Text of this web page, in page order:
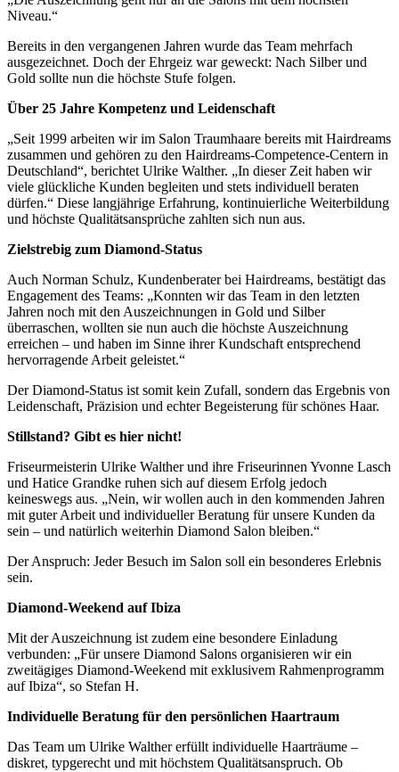
Niveau.“
Bereits in den vergangenen Jahren wurde das Team mehrfach
ausgezeichnet. Doch der Ehrgeiz war geweckt: Nach Silber und
Gold sollte nun die höchste Stufe folgen.
Über 25 Jahre Kompetenz und Leidenschaft
„Seit 1999 arbeiten wir im Salon Traumhaare bereits mit Hairdreams
zusammen und gehören zu den Hairdreams-Competence-Centern in
Deutschland“, berichtet Ulrike Walther. „In dieser Zeit haben wir
viele glückliche Kunden begleiten und stets individuell beraten
dürfen.“ Diese langjährige Erfahrung, kontinuierliche Weiterbildung
und höchste Qualitätsansprüche zahlten sich nun aus.
Zielstrebig zum Diamond-Status
Auch Norman Schulz, Kundenberater bei Hairdreams, bestätigt das
Engagement des Teams: „Konnten wir das Team in den letzten
Jahren noch mit den Auszeichnungen in Gold und Silber
überraschen, wollten sie nun auch die höchste Auszeichnung
erreichen – und haben im Sinne ihrer Kundschaft entsprechend
hervorragende Arbeit geleistet.“
Der Diamond-Status ist somit kein Zufall, sondern das Ergebnis von
Leidenschaft, Präzision und echter Begeisterung für schönes Haar.
Stillstand? Gibt es hier nicht!
Friseurmeisterin Ulrike Walther und ihre Friseurinnen Yvonne Lasch
und Hatice Grandke ruhen sich auf diesem Erfolg jedoch
keineswegs aus. „Nein, wir wollen auch in den kommenden Jahren
mit guter Arbeit und individueller Beratung für unsere Kunden da
sein – und natürlich weiterhin Diamond Salon bleiben.“
Der Anspruch: Jeder Besuch im Salon soll ein besonderes Erlebnis
sein.
Diamond-Weekend auf Ibiza
Mit der Auszeichnung ist zudem eine besondere Einladung
verbunden: „Für unsere Diamond Salons organisieren wir ein
zweitägiges Diamond-Weekend mit exklusivem Rahmenprogramm
auf Ibiza“, so Stefan H.
Individuelle Beratung für den persönlichen Haartraum
Das Team um Ulrike Walther erfüllt individuelle Haarträume –
diskret, typgerecht und mit höchstem Qualitätsanspruch. Ob